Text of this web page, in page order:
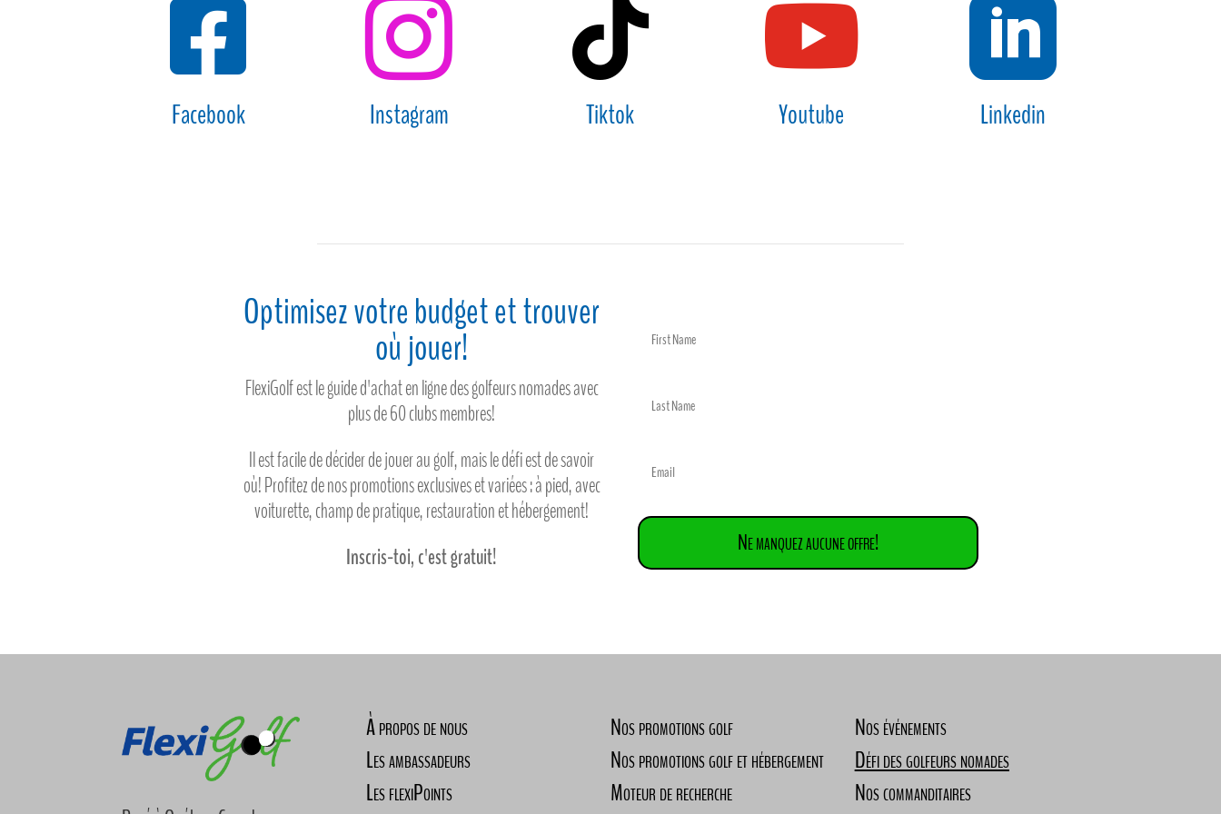

Facebook

Instagram

Tiktok

Youtube

Linkedin
Optimisez votre budget et trouver
où jouer!
FlexiGolf est le guide d'achat en ligne des golfeurs nomades avec
plus de 60 clubs membres!
Il est facile de décider de jouer au golf, mais le défi est de savoir
où! Profitez de nos promotions exclusives et variées : à pied, avec
voiturette, champ de pratique, restauration et hébergement!
Inscris-toi, c'est gratuit!
Ne manquez aucune offre!
À propos de nous
Les ambassadeurs
Les flexiPoints
Nos promotions golf
Nos promotions golf et hébergement
Moteur de recherche
Nos événements
Défi des golfeurs nomades
Nos commanditaires